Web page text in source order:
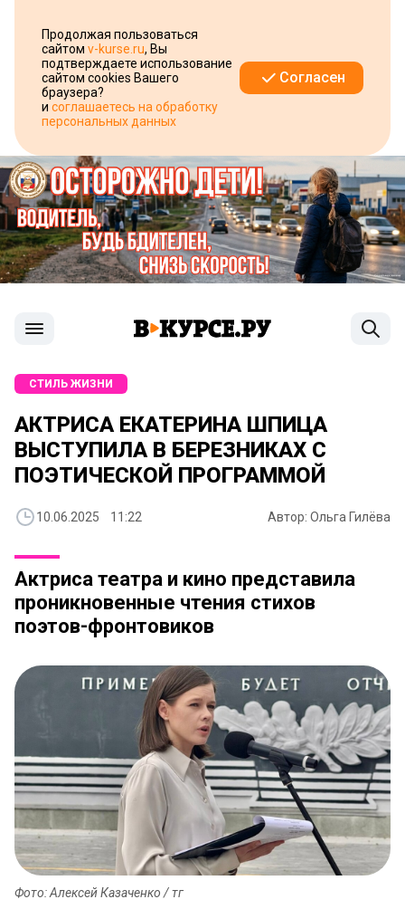
Продолжая пользоваться
сайтом v-kurse.ru, Вы
подтверждаете использование
сайтом cookies Вашего
браузера?
и соглашаетесь на обработку
персональных данных
Согласен
СТИЛЬ ЖИЗНИ
АКТРИСА ЕКАТЕРИНА ШПИЦА
ВЫСТУПИЛА В БЕРЕЗНИКАХ С
ПОЭТИЧЕСКОЙ ПРОГРАММОЙ
10.06.2025 11:22 Автор: Ольга Гилёва
Актриса театра и кино представила
проникновенные чтения стихов
поэтов-фронтовиков
Фото: Алексей Казаченко / тг